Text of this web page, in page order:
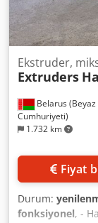
Belarus (Beyaz
Cumhuriyeti)
1.732 km
Ekstruder,
Extruders
Fiyat
Durum:
fonksiyonel, -